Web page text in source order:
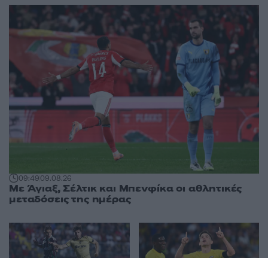
09:4909.08.26
Με Άγιαξ, Σέλτικ και Μπενφίκα οι αθλητικές
μεταδόσεις της ημέρας